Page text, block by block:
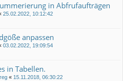
in Abfrufaufträgen
25.02.2022, 10:12:42
anpassen
03.02.2022, 19:09:54
in Tabellen.
« 15.11.2018, 06:30:22